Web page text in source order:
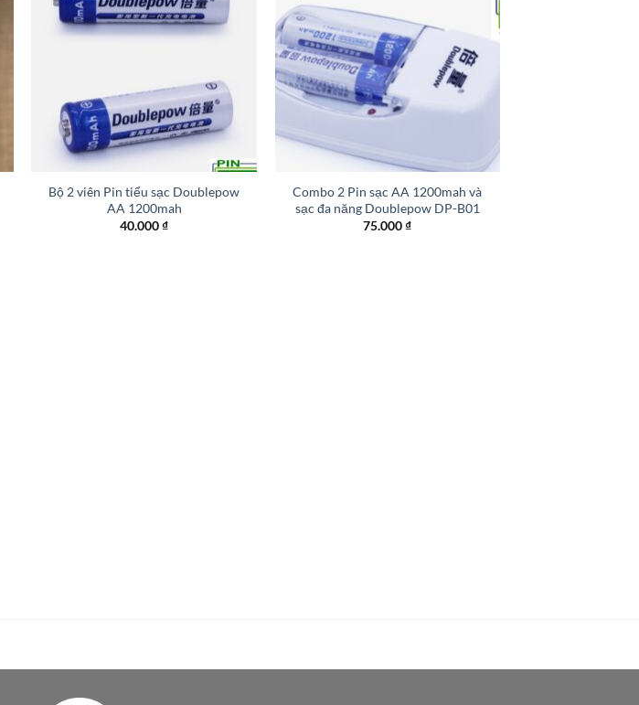
Bộ 2 viên Pin tiểu sạc Doublepow
AA 1200mah
40.000₫
Combo 2 Pin sạc AA 1200mah và
sạc đa năng Doublepow DP-B01
75.000₫